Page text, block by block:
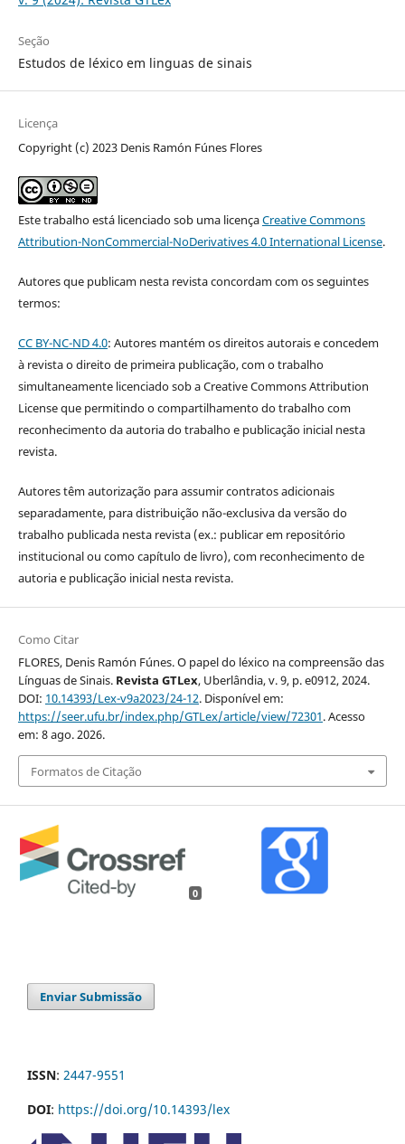
Seção
Estudos de léxico em linguas de sinais
Licença
Copyright (c) 2023 Denis Ramón Fúnes Flores
Este trabalho está licenciado sob uma licençaCreative Commons
Attribution-NonCommercial-NoDerivatives 4.0 International License.
Autores que publicam nesta revista concordam com os seguintes
termos:
CC BY-NC-ND 4.0: Autores mantém os direitos autorais e concedem
à revista o direito de primeira publicação, com o trabalho
simultaneamente licenciado sob a Creative Commons Attribution
License que permitindo o compartilhamento do trabalho com
reconhecimento da autoria do trabalho e publicação inicial nesta
revista.
Autores têm autorização para assumir contratos adicionais
separadamente, para distribuição não-exclusiva da versão do
trabalho publicada nesta revista (ex.: publicar em repositório
institucional ou como capítulo de livro), com reconhecimento de
autoria e publicação inicial nesta revista.
Como Citar
FLORES, Denis Ramón Fúnes. O papel do léxico na compreensão das
Línguas de Sinais. Revista GTLex, Uberlândia, v. 9, p. e0912, 2024.
DOI: 10.14393/Lex-v9a2023/24-12. Disponível em:
https://seer.ufu.br/index.php/GTLex/article/view/72301. Acesso
em: 8 ago. 2026.
Formatos de Citação
0
Enviar Submissão
ISSN: 2447-9551
DOI: https://doi.org/10.14393/lex